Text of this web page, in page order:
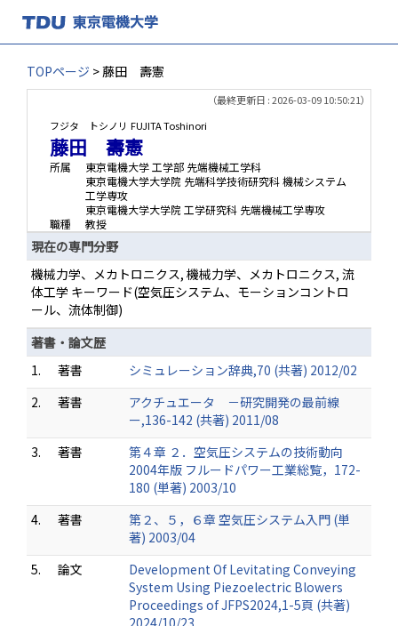
TOPページ > 藤田 壽憲
（最終更新日 : 2026-03-09 10:50:21）
フジタ トシノリ FUJITA Toshinori
藤田 壽憲
所属
東京電機大学 工学部 先端機械工学科
東京電機大学大学院 先端科学技術研究科 機械システム
工学専攻
東京電機大学大学院 工学研究科 先端機械工学専攻
職種
教授
現在の専門分野
機械力学、メカトロニクス, 機械力学、メカトロニクス, 流
体工学 キーワード(空気圧システム、モーションコントロ
ール、流体制御)
著書・論文歴
1.
著書
シミュレーション辞典,70 (共著) 2012/02
2.
著書
アクチュエータ －研究開発の最前線
ー,136-142 (共著) 2011/08
3.
著書
第４章 ２．空気圧システムの技術動向
2004年版 フルードパワー工業総覧，172-
180 (単著) 2003/10
4.
著書
第２、５，６章 空気圧システム入門 (単
著) 2003/04
5.
論文
Development Of Levitating Conveying
System Using Piezoelectric Blowers
Proceedings of JFPS2024,1-5頁 (共著)
2024/10/23